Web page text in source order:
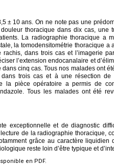
± 10 ans. On ne note pas une
thoracique dans dix cas, une
La radiographie thoracique a
la tomodensitométrie thoracique a
dans trois cas et l’imagerie
l’extension endocanalaire et
cinq cas. Tous nos malades ont
trois cas et à une résection de
la pièce opératoire a permis de
Tous les malades ont été
exceptionnelle et de diagnostic
de la radiographie thoracique,
grâce au caractère
reste loin d’être typique et
en PDF.